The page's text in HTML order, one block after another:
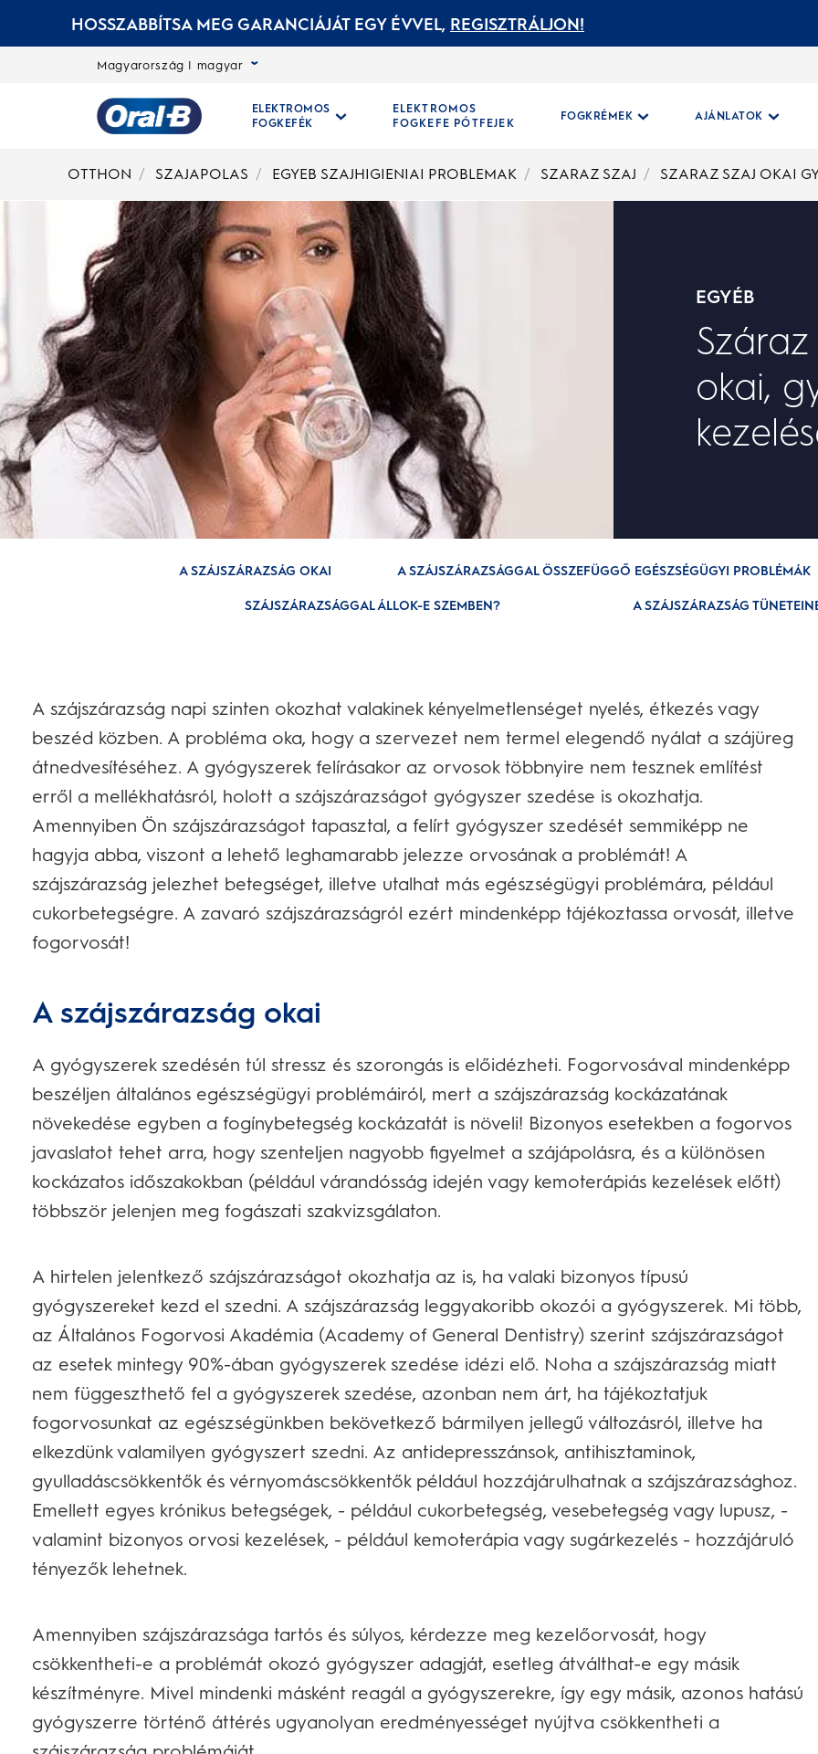
HOSSZABBÍTSA MEG GARANCIÁJÁT EGY ÉVVEL, REGISZTRÁLJON!
Magyarország | magyar
Kezdőoldal
ELEKTROMOS
FOGKEFÉK
ELEKTROMOS
FOGKEFE PÓTFEJEK
FOGKRÉMEK AJÁNLATOK
OTTHON SZAJAPOLAS EGYEB SZAJHIGIENIAI PROBLEMAK SZARAZ SZAJ SZARAZ SZAJ OKAI
EGYÉB
okai,
A SZÁJSZÁRAZSÁG OKAI A SZÁJSZÁRAZSÁGGAL ÖSSZEFÜGGŐ EGÉSZSÉGÜGYI PROBLÉMÁK
SZÁJSZÁRAZSÁGGAL ÁLLOK-E SZEMBEN? A SZÁJSZÁRAZSÁG
A szájszárazság napi szinten okozhat valakinek kényelmetlenséget nyelés, étkezés vagy
beszéd közben. A probléma oka, hogy a szervezet nem termel elegendő nyálat a szájüreg
átnedvesítéséhez. A gyógyszerek felírásakor az orvosok többnyire nem tesznek említést
erről a mellékhatásról, holott a szájszárazságot gyógyszer szedése is okozhatja.
Amennyiben Ön szájszárazságot tapasztal, a felírt gyógyszer szedését semmiképp ne
hagyja abba, viszont a lehető leghamarabb jelezze orvosának a problémát! A
szájszárazság jelezhet betegséget, illetve utalhat más egészségügyi problémára, például
cukorbetegségre. A zavaró szájszárazságról ezért mindenképp tájékoztassa orvosát, illetve
fogorvosát!
A szájszárazság okai
A gyógyszerek szedésén túl stressz és szorongás is előidézheti. Fogorvosával mindenképp
beszéljen általános egészségügyi problémáiról, mert a szájszárazság kockázatának
növekedése egyben a fogínybetegség kockázatát is növeli! Bizonyos esetekben a fogorvos
javaslatot tehet arra, hogy szenteljen nagyobb figyelmet a szájápolásra, és a különösen
kockázatos időszakokban (például várandósság idején vagy kemoterápiás kezelések előtt)
többször jelenjen meg fogászati szakvizsgálaton.
A hirtelen jelentkező szájszárazságot okozhatja az is, ha valaki bizonyos típusú
gyógyszereket kezd el szedni. A szájszárazság leggyakoribb okozói a gyógyszerek. Mi több,
az Általános Fogorvosi Akadémia (Academy of General Dentistry) szerint szájszárazságot
az esetek mintegy 90%-ában gyógyszerek szedése idézi elő. Noha a szájszárazság miatt
nem függeszthető fel a gyógyszerek szedése, azonban nem árt, ha tájékoztatjuk
fogorvosunkat az egészségünkben bekövetkező bármilyen jellegű változásról, illetve ha
elkezdünk valamilyen gyógyszert szedni. Az antidepresszánsok, antihisztaminok,
gyulladáscsökkentők és vérnyomáscsökkentők például hozzájárulhatnak a szájszárazsághoz.
Emellett egyes krónikus betegségek, - például cukorbetegség, vesebetegség vagy lupusz, -
valamint bizonyos orvosi kezelések, - például kemoterápia vagy sugárkezelés - hozzájáruló
tényezők lehetnek.
Amennyiben szájszárazsága tartós és súlyos, kérdezze meg kezelőorvosát, hogy
csökkentheti-e a problémát okozó gyógyszer adagját, esetleg átválthat-e egy másik
készítményre. Mivel mindenki másként reagál a gyógyszerekre, így egy másik, azonos hatású
gyógyszerre történő áttérés ugyanolyan eredményességet nyújtva csökkentheti a